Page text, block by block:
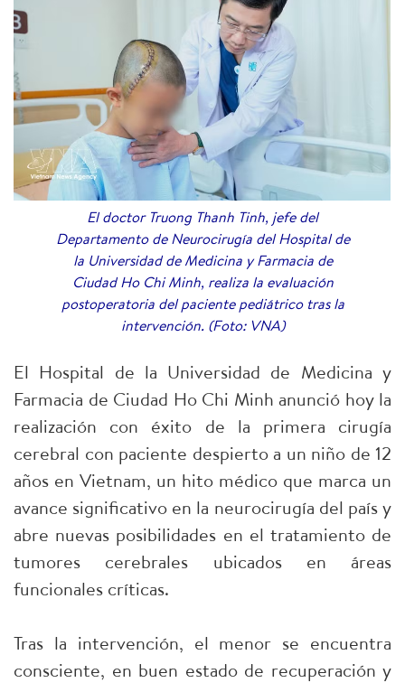
El doctor Truong Thanh Tinh, jefe del
Departamento de Neurocirugía del Hospital de
la Universidad de Medicina y Farmacia de
Ciudad Ho Chi Minh, realiza la evaluación
postoperatoria del paciente pediátrico tras la
intervención. (Foto: VNA)
El Hospital de la Universidad de Medicina y
Farmacia de Ciudad Ho Chi Minh anunció hoy la
realización con éxito de la primera cirugía
cerebral con paciente despierto a un niño de 12
años en Vietnam, un hito médico que marca un
avance significativo en la neurocirugía del país y
abre nuevas posibilidades en el tratamiento de
tumores cerebrales ubicados en áreas
funcionales críticas.
Tras la intervención, el menor se encuentra
consciente, en buen estado de recuperación y